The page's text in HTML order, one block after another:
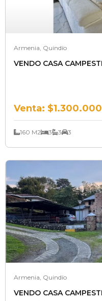
Armenia, Quindío
VENDO CASA
Venta:
160 M2 3 3 3
Armenia, Quindío
VENDO CASA